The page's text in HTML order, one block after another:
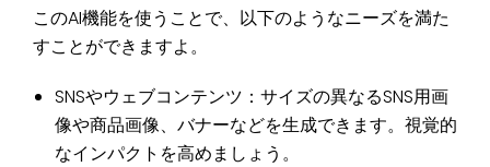
このAI機能を使うことで、以下のようなニーズを満た
すことができますよ。
SNSやウェブコンテンツ：サイズの異なるSNS用画
像や商品画像、バナーなどを生成できます。視覚的
なインパクトを高めましょう。